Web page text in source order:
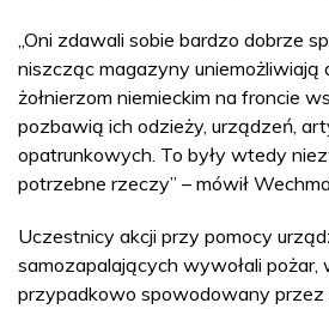
„Oni zdawali sobie bardzo dobrze
niszcząc magazyny uniemożliwiają
żołnierzom niemieckim na froncie
pozbawią ich odzieży, urządzeń,
opatrunkowych. To były wtedy
potrzebne rzeczy” – mówił
Uczestnicy akcji przy pomocy
samozapalających wywołali pożar,
przypadkowo spowodowany przez